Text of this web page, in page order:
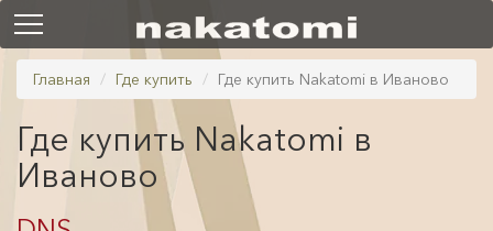
Главная Где купить Где купить Nakatomi в Иваново
Где купить Nakatomi в
Иваново